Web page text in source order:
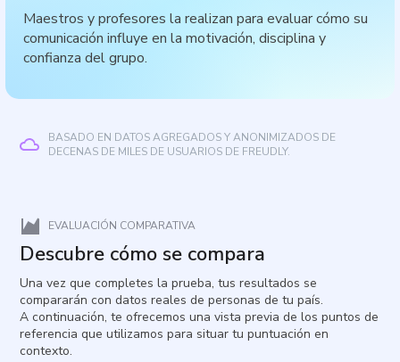
Maestros y profesores la realizan para evaluar cómo su
comunicación influye en la motivación, disciplina y
confianza del grupo.
BASADO EN DATOS AGREGADOS Y ANONIMIZADOS DE
DECENAS DE MILES DE USUARIOS DE FREUDLY.
EVALUACIÓN COMPARATIVA
Descubre cómo se compara
Una vez que completes la prueba, tus resultados se
compararán con datos reales de personas de tu país.
A continuación, te ofrecemos una vista previa de los puntos de
referencia que utilizamos para situar tu puntuación en
contexto.